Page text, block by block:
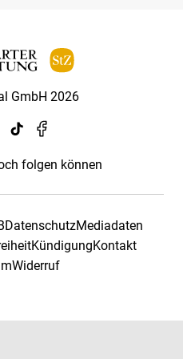
GmbH 2026
folgen können
DatenschutzMediadaten
KündigungKontakt
Widerruf